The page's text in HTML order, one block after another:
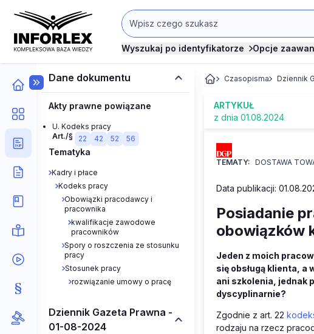
Wyszukaj po identyfikatorze Opcje
Dane dokumentu
Akty prawne powiązane
U. Kodeks pracy
Art./§
22 42 52 56
Tematyka
Kadry i płace
Kodeks pracy
Obowiązki pracodawcy i
pracownika
kwalifikacje zawodowe
pracowników
Spory o roszczenia ze stosunku
pracy
Stosunek pracy
rozwiązanie umowy o pracę
Dziennik Gazeta Prawna -
01-08-2024
Czasopisma Dziennik
ARTYKUŁ
z dnia 01.08.2024
TEMATY: DOSTAWA
Data publikacji:
Posiadanie
obowiązków
Jeden z moich
się obsługą klienta, a
ani szkolenia, jednak
dyscyplinarnie?
Zgodnie z art. 22
rodzaju na rzecz